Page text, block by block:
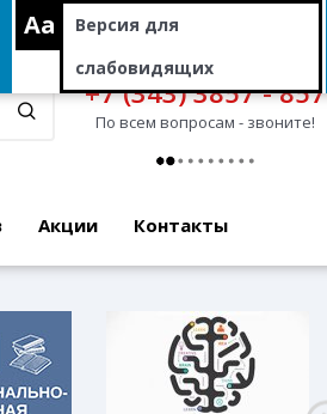
Aa
Версия для
слабовидящих
+7 (343) 3857 - 857
По всем вопросам - звоните!
Акции Контакты